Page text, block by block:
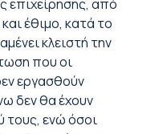
επιχείρησης, από
έθιμο, κατά το
κλειστή την
που οι
εργασθούν
δεν θα έχουν
τους, ενώ όσοι